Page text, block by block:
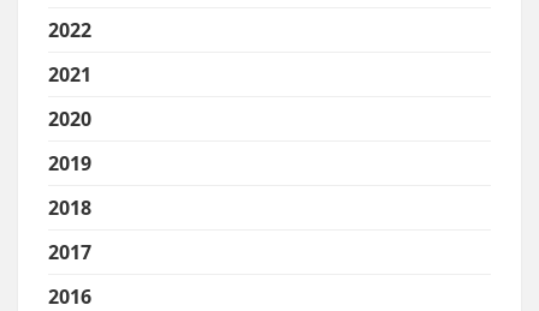
2022
2021
2020
2019
2018
2017
2016